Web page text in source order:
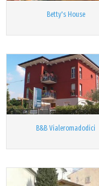
Betty's House
B&B Vialeromadodici